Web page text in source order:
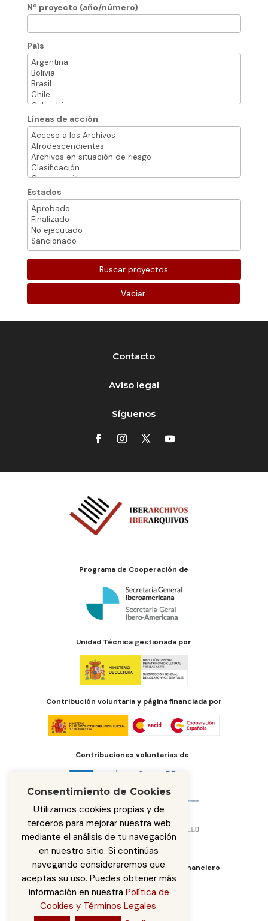
Nº proyecto (año/número)
País
Líneas de acción
Estados
Vaciar
Contacto
Aviso legal
Síguenos
Programa de Cooperación de
Unidad Técnica gestionada por
Contribución voluntaria y página financiada por
Contribuciones voluntarias de
Órgano de administración del fondo financiero
Consentimiento de Cookies
Utilizamos cookies propias y de
terceros para mejorar nuestra web
mediante el análisis de tu navegación
en nuestro sitio. Si continúas
navegando consideraremos que
aceptas su uso. Puedes obtener más
información en nuestra Política de
Cookies y Términos Legales.